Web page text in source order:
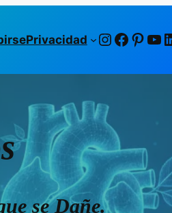
Privacidad
se Dañe.